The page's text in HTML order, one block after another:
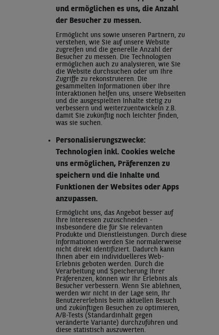
und ermöglichen es uns, die Anzahl
der Besucher zu messen.
Ermöglicht uns sowie unseren Partnern, zu
verstehen, wie Sie auf unsere Website
zugreifen und die generelle Anzahl der
Besucher zu messen. Die Technologien
ermöglichen auch zu analysieren, wie Sie
die Website durchsuchen oder um Ihre
Zugriffe zu rekonstruieren. Die
gesammelten Informationen über Ihre
Interaktionen helfen uns, unsere Webseiten
und die ausgespielten Inhalte stetig zu
verbessern und weiterzuentwickeln z.B.
damit Sie zukünftig noch leichter finden,
was sie suchen.
Personalisierungszwecke:
Technologien inkl. Cookies welche
uns ermöglichen, Präferenzen zu
speichern und die Inhalte und
Funktionen der Websites oder Apps
anzupassen.
Ermöglicht uns, das Angebot besser auf
Ihre Interessen zuzuschneiden -
insbesondere die für Sie relevanten
Produkte und Dienstleistungen. Durch diese
Informationen werden Sie normalerweise
nicht direkt identifiziert. Dadurch kann
Ihnen aber ein individuelleres Web-
Erlebnis geboten werden. Durch die
Verarbeitung und Speicherung Ihrer
Präferenzen, können wir Ihr Erlebnis als
Besucher verbessern. Wenn Sie ablehnen,
werden wir nicht in der Lage sein, Ihr
Benutzererlebnis beim aktuellen Besuch
und zukünftigen Besuchen zu optimieren,
A/B-Tests (Standardinhalt gegen
veränderte Variante) durchzuführen und
diese statistisch auszuwerten.